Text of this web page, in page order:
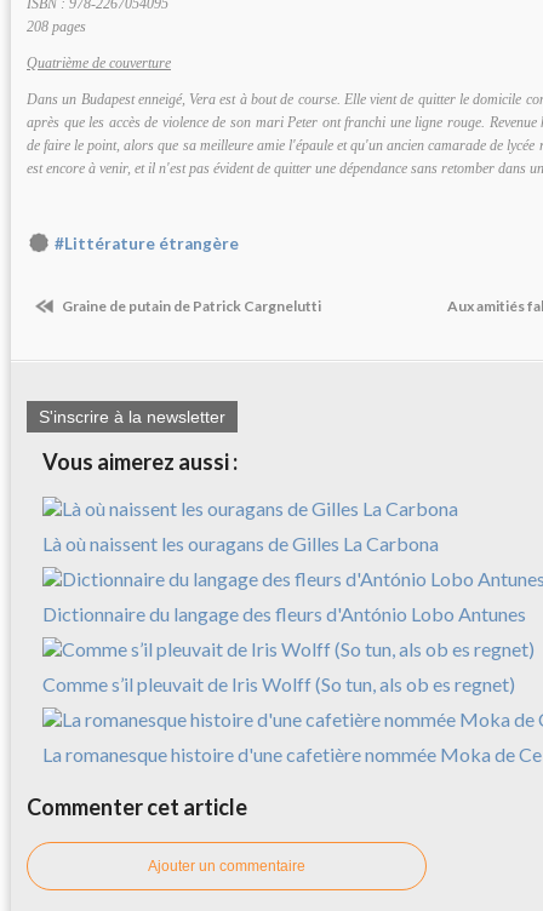
ISBN : 978-2267054095
208 pages
Quatrième de couverture
Dans un Budapest enneigé, Vera est à bout de course. Elle vient de quitter le domicile
après que les accès de violence de son mari Peter ont franchi une ligne rouge. Revenue
de faire le point, alors que sa meilleure amie l'épaule et qu'un ancien camarade de
est encore à venir, et il n'est pas évident de quitter une dépendance sans retomber dans
#Littérature étrangère
Graine de putain de Patrick Cargnelutti Aux amitiés
S'inscrire à la newsletter
Vous aimerez aussi :
Là où naissent les ouragans de Gilles La Carbona
Dictionnaire du langage des fleurs d'António Lobo Antunes
Comme s’il pleuvait de Iris Wolff (So tun, als ob es regnet)
La romanesque histoire d'une cafetière nommée Moka de
Commenter cet article
Ajouter un commentaire